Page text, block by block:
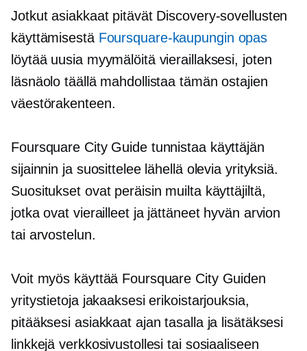
Jotkut asiakkaat pitävät Discovery-sovellusten
käyttämisestä Foursquare-kaupungin opas
löytää uusia myymälöitä vieraillaksesi, joten
läsnäolo täällä mahdollistaa tämän ostajien
väestörakenteen.
Foursquare City Guide tunnistaa käyttäjän
sijainnin ja suosittelee lähellä olevia yrityksiä.
Suositukset ovat peräisin muilta käyttäjiltä, ​​
jotka ovat vierailleet ja jättäneet hyvän arvion
tai arvostelun.
Voit myös käyttää Foursquare City Guiden
yritystietoja jakaaksesi erikoistarjouksia,
pitääksesi asiakkaat ajan tasalla ja lisätäksesi
linkkejä verkkosivustollesi tai sosiaaliseen